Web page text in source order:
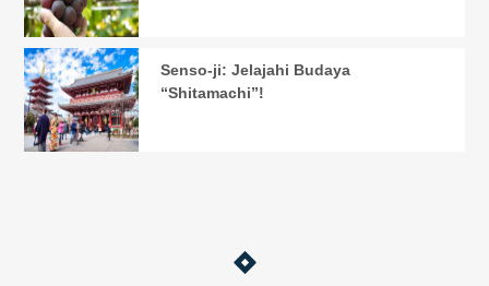
Senso-ji: Jelajahi Budaya
“Shitamachi”!